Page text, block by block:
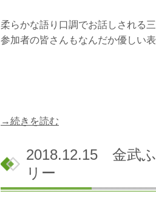
柔らかな語り口調でお話しされる三
参加者の皆さんもなんだか優しい
→続きを読む
2018.12.15 金武
リー